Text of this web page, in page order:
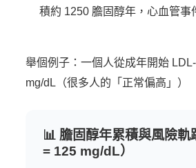
積約 1250 膽固醇年，心血管事
舉個例子：一個人從成年開始
mg/dL（很多人的「正常偏高」）
📊 膽固醇年累積與風險軌
= 125 mg/dL）